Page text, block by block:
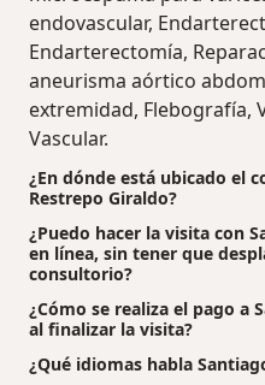
endovascular,
Endarterectomía,
aneurisma aórtico
extremidad, Flebografía,
Vascular.
¿En dónde está ubicado el
Restrepo Giraldo?
¿Puedo hacer la visita con
en línea, sin tener que
consultorio?
¿Cómo se realiza el pago a
al finalizar la visita?
¿Qué idiomas habla